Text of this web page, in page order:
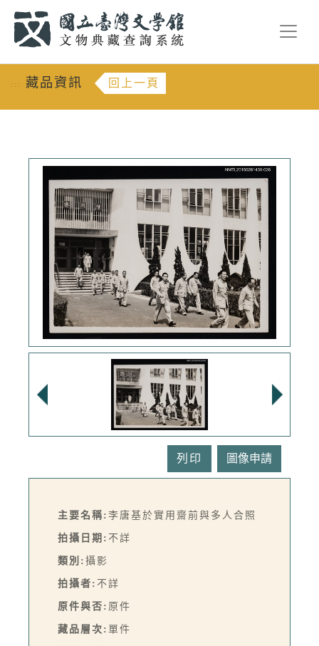
::: 藏品資訊 回上一頁
列印
主要名稱: 李唐基於實用齋前與多人合照
拍攝日期: 不詳
類別: 攝影
拍攝者: 不詳
原件與否: 原件
藏品層次: 單件